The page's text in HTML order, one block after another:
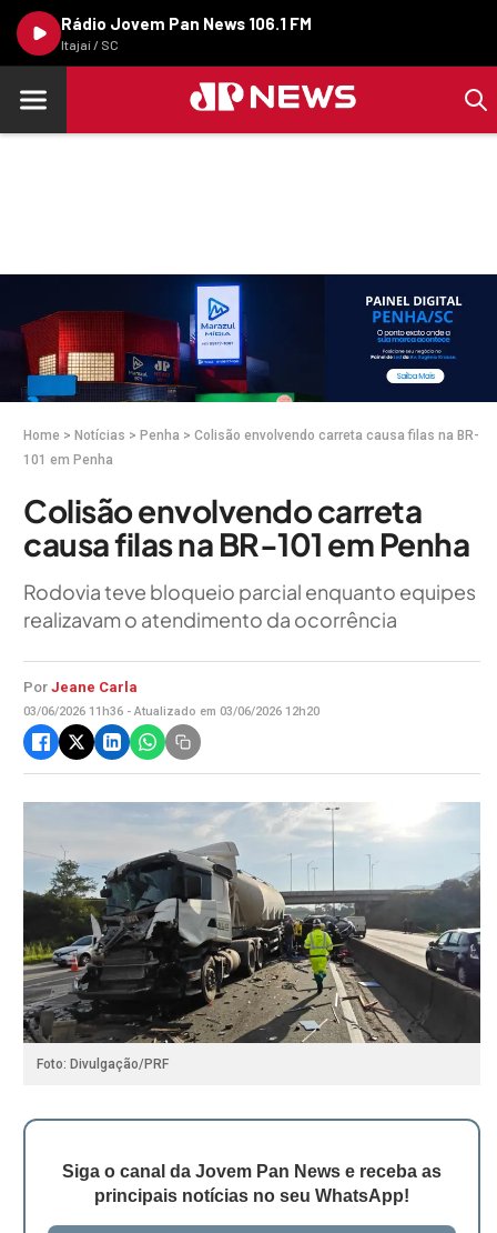
Rádio Jovem Pan News 106.1 FM
Itajaí / SC
Home > Notícias > Penha > Colisão envolvendo carreta causa filas na BR-
101 em Penha
Colisão envolvendo carreta
causa filas na BR-101 em Penha
Rodovia teve bloqueio parcial enquanto equipes
realizavam o atendimento da ocorrência
Por Jeane Carla
03/06/2026 11h36 - Atualizado em 03/06/2026 12h20
Foto: Divulgação/PRF
Siga o canal da Jovem Pan News e receba as
principais notícias no seu WhatsApp!